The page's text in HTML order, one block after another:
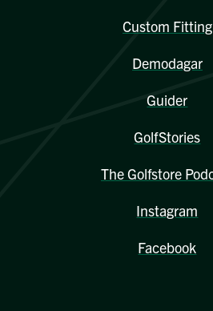
Custom Fitting
Demodagar
Guider
GolfStories
The Golfstore
Instagram
Facebook